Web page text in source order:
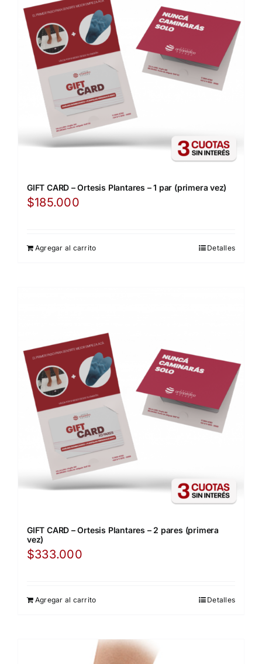
GIFT CARD – Ortesis Plantares – 1 par (primera vez)
$185.000
Agregar al carrito Detalles
GIFT CARD – Ortesis Plantares – 2 pares (primera
vez)
$333.000
Agregar al carrito Detalles